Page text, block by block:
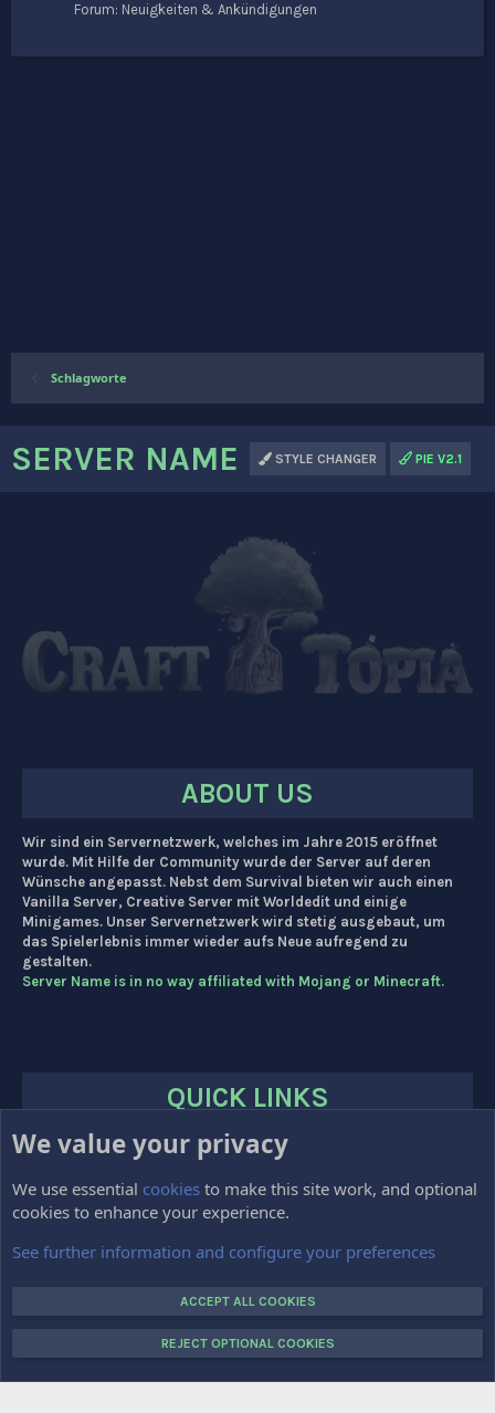
Forum: Neuigkeiten & Ankündigungen
Schlagworte
SERVER NAME STYLE CHANGER PIE V2.1
ABOUT US
Wir sind ein Servernetzwerk, welches im Jahre 2015 eröffnet
wurde. Mit Hilfe der Community wurde der Server auf deren
Wünsche angepasst. Nebst dem Survival bieten wir auch einen
Vanilla Server, Creative Server mit Worldedit und einige
Minigames. Unser Servernetzwerk wird stetig ausgebaut, um
das Spielerlebnis immer wieder aufs Neue aufregend zu
gestalten.
Server Name is in no way affiliated with Mojang or Minecraft.
QUICK LINKS
HOME
FORUMS
Impressum
Kontakt
COPYRIGHT © 2015-2025 CRAFTTOPIA.DE. ALL RIGHTS RESERVED.
We value your privacy
We use essential cookies to make this site work, and optional
cookies to enhance your experience.
See further information and configure your preferences
ACCEPT ALL COOKIES
REJECT OPTIONAL COOKIES